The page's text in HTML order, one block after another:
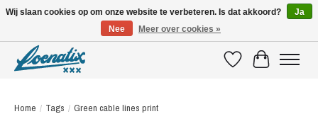
VerlanglijstWinkelwagen
Home / Tags / Green cable lines print
Wij slaan cookies op om onze website te verbeteren. Is dat akkoord?
Ja
Nee
Meer over cookies »